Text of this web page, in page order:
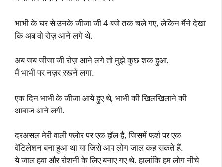
भाभी के घर से उनके जीजा जी 4 बजे तक चले गए, लेकिन मैंने देखा
कि अब वो रोज़ आने लगे थे.
अब जब जीजा जी रोज़ आने लगे तो मुझे कुछ शक हुआ.
मैं भाभी पर नज़र रखने लगा.
एक दिन भाभी के जीजा आये हुए थे, भाभी की खिलखिलाने की
आवाज आने लगी.
दरअसल मेरी वाली फ्लोर पर एक हॉल है, जिसमें फर्श पर एक
वेंटिलेशन बना हुआ था या जिसे आप लोग जाल कह सकते हैं.
ये जाल हवा और रोशनी के लिए बनाए गए थे. हालांकि हम लोग नीचे